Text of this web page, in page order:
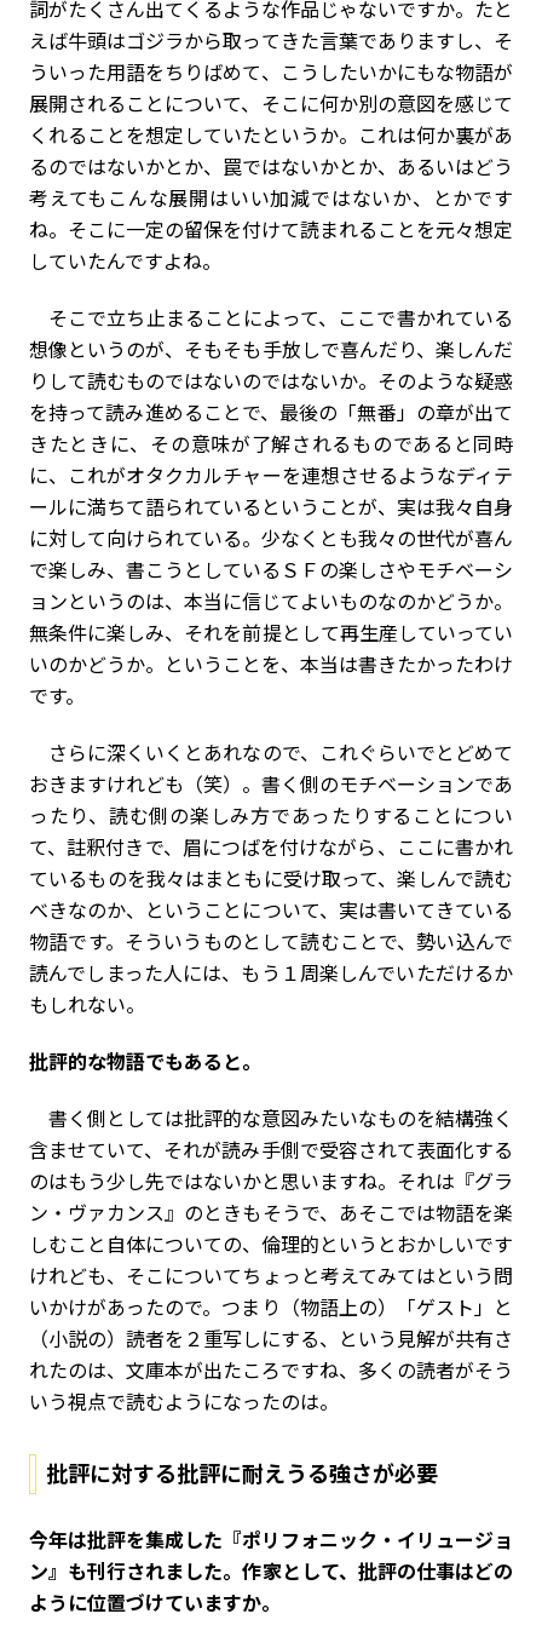
詞がたくさん出てくるような作品じゃないですか。たと
えば牛頭はゴジラから取ってきた言葉でありますし、そ
ういった用語をちりばめて、こうしたいかにもな物語が
展開されることについて、そこに何か別の意図を感じて
くれることを想定していたというか。これは何か裏があ
るのではないかとか、罠ではないかとか、あるいはどう
考えてもこんな展開はいい加減ではないか、とかです
ね。そこに一定の留保を付けて読まれることを元々想定
していたんですよね。
そこで立ち止まることによって、ここで書かれている
想像というのが、そもそも手放しで喜んだり、楽しんだ
りして読むものではないのではないか。そのような疑惑
を持って読み進めることで、最後の「無番」の章が出て
きたときに、その意味が了解されるものであると同時
に、これがオタクカルチャーを連想させるようなディテ
ールに満ちて語られているということが、実は我々自身
に対して向けられている。少なくとも我々の世代が喜ん
で楽しみ、書こうとしているＳＦの楽しさやモチベーシ
ョンというのは、本当に信じてよいものなのかどうか。
無条件に楽しみ、それを前提として再生産していってい
いのかどうか。ということを、本当は書きたかったわけ
です。
さらに深くいくとあれなので、これぐらいでとどめて
おきますけれども（笑）。書く側のモチベーションであ
ったり、読む側の楽しみ方であったりすることについ
て、註釈付きで、眉につばを付けながら、ここに書かれ
ているものを我々はまともに受け取って、楽しんで読む
べきなのか、ということについて、実は書いてきている
物語です。そういうものとして読むことで、勢い込んで
読んでしまった人には、もう１周楽しんでいただけるか
もしれない。
――批評的な物語でもあると。
書く側としては批評的な意図みたいなものを結構強く
含ませていて、それが読み手側で受容されて表面化する
のはもう少し先ではないかと思いますね。それは『グラ
ン・ヴァカンス』のときもそうで、あそこでは物語を楽
しむこと自体についての、倫理的というとおかしいです
けれども、そこについてちょっと考えてみてはという問
いかけがあったので。つまり（物語上の）「ゲスト」と
（小説の）読者を２重写しにする、という見解が共有さ
れたのは、文庫本が出たころですね、多くの読者がそう
いう視点で読むようになったのは。
批評に対する批評に耐えうる強さが必要
――今年は批評を集成した『ポリフォニック・イリュージョ
ン』も刊行されました。作家として、批評の仕事はどの
ように位置づけていますか。